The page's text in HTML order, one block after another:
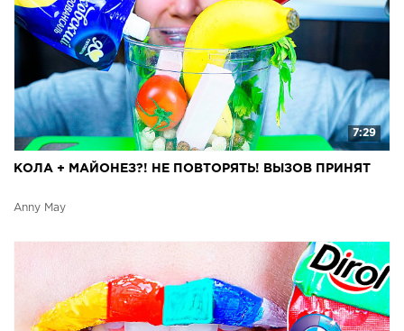
7:29
КОЛА + МАЙОНЕЗ?! НЕ ПОВТОРЯТЬ! ВЫЗОВ ПРИНЯТ
Anny May